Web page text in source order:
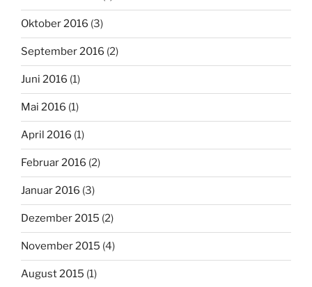
Oktober 2016 (3)
September 2016 (2)
Juni 2016 (1)
Mai 2016 (1)
April 2016 (1)
Februar 2016 (2)
Januar 2016 (3)
Dezember 2015 (2)
November 2015 (4)
August 2015 (1)